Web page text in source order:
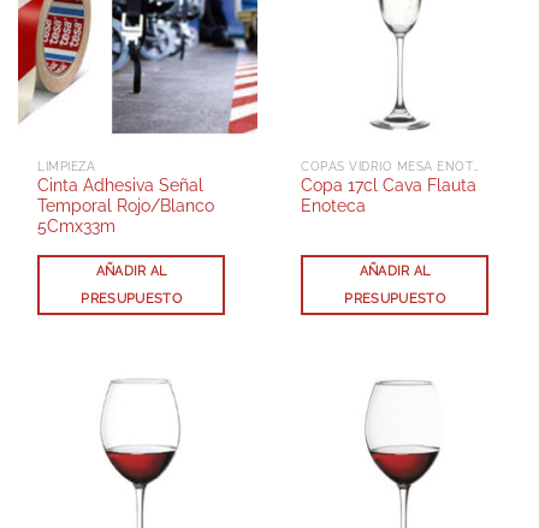
LIMPIEZA
Cinta Adhesiva Señal
Temporal Rojo/Blanco
5Cmx33m
AÑADIR AL
PRESUPUESTO
Copa 17cl Cava Flauta
Enoteca
AÑADIR AL
PRESUPUESTO